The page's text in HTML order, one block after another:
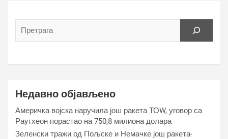
Недавно објављено
Америчка војска наручила још ракета ТОW, уговор са
Раyтхеон порастао на 750,8 милиона долара
Зеленски тражи од Пољске и Немачке још ракета-